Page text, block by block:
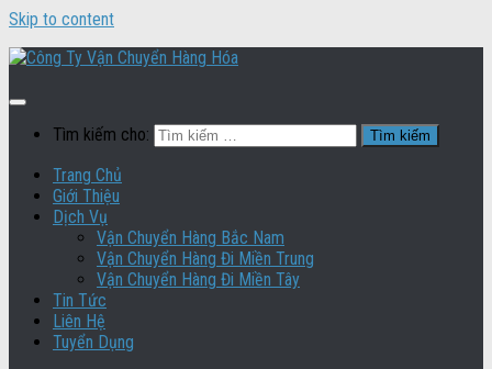
Skip to content
Tìm kiếm cho:
Trang Chủ
Giới Thiệu
Dịch Vụ
Vận Chuyển Hàng Bắc Nam
Vận Chuyển Hàng Đi Miền Trung
Vận Chuyển Hàng Đi Miền Tây
Tin Tức
Liên Hệ
Tuyển Dụng